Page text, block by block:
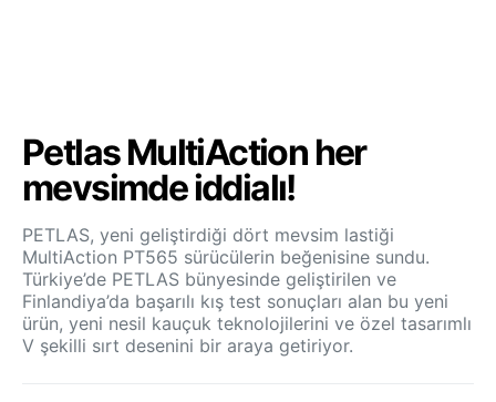
Petlas MultiAction her
mevsimde iddialı!
PETLAS, yeni geliştirdiği dört mevsim lastiği
MultiAction PT565 sürücülerin beğenisine sundu.
Türkiye’de PETLAS bünyesinde geliştirilen ve
Finlandiya’da başarılı kış test sonuçları alan bu yeni
ürün, yeni nesil kauçuk teknolojilerini ve özel tasarımlı
V şekilli sırt desenini bir araya getiriyor.